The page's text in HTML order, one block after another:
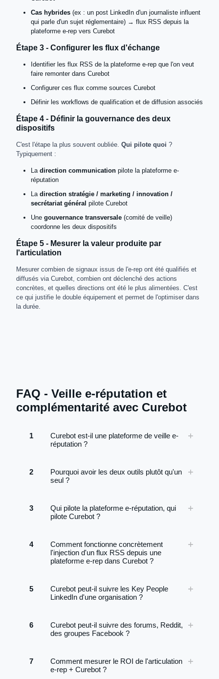
Cas hybrides (ex : un post LinkedIn d'un journaliste influent
qui parle d'un sujet réglementaire) → flux RSS depuis la
plateforme e-rep vers Curebot
Étape 3 - Configurer les flux d'échange
Identifier les flux RSS de la plateforme e-rep que l'on veut
faire remonter dans Curebot
Configurer ces flux comme sources Curebot
Définir les workflows de qualification et de diffusion associés
Étape 4 - Définir la gouvernance des deux
dispositifs
C'est l'étape la plus souvent oubliée. Qui pilote quoi ?
Typiquement :
La direction communication pilote la plateforme e-
réputation
La direction stratégie / marketing / innovation /
secrétariat général pilote Curebot
Une gouvernance transversale (comité de veille)
coordonne les deux dispositifs
Étape 5 - Mesurer la valeur produite par
l'articulation
Mesurer combien de signaux issus de l'e-rep ont été qualifiés et
diffusés via Curebot, combien ont déclenché des actions
concrètes, et quelles directions ont été le plus alimentées. C'est
ce qui justifie le double équipement et permet de l'optimiser dans
la durée.
FAQ - Veille e-réputation et
complémentarité avec Curebot
1
Curebot est-il une plateforme de veille e-
réputation ?
2
Pourquoi avoir les deux outils plutôt qu'un
seul ?
3
Qui pilote la plateforme e-réputation, qui
pilote Curebot ?
4
Comment fonctionne concrètement
l'injection d'un flux RSS depuis une
plateforme e-rep dans Curebot ?
5
Curebot peut-il suivre les Key People
LinkedIn d'une organisation ?
6
Curebot peut-il suivre des forums, Reddit,
des groupes Facebook ?
7
Comment mesurer le ROI de l'articulation
e-rep + Curebot ?